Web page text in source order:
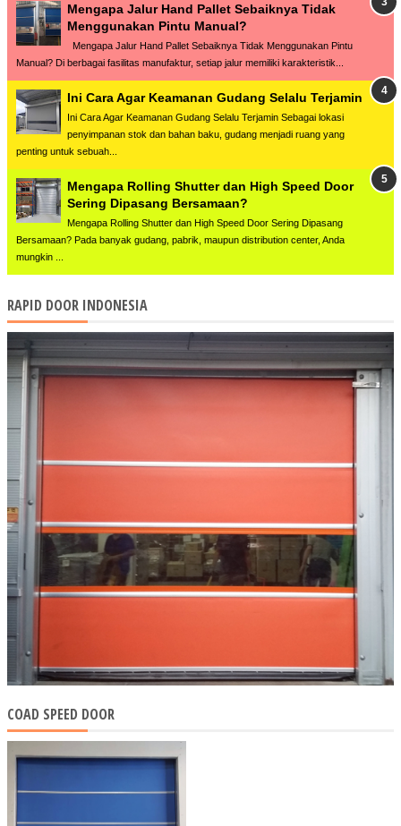
Mengapa Jalur Hand Pallet Sebaiknya Tidak
Menggunakan Pintu Manual?
Mengapa Jalur Hand Pallet Sebaiknya Tidak Menggunakan Pintu
Manual? Di berbagai fasilitas manufaktur, setiap jalur memiliki karakteristik...
Ini Cara Agar Keamanan Gudang Selalu Terjamin
Ini Cara Agar Keamanan Gudang Selalu Terjamin Sebagai lokasi
penyimpanan stok dan bahan baku, gudang menjadi ruang yang
penting untuk sebuah...
Mengapa Rolling Shutter dan High Speed Door
Sering Dipasang Bersamaan?
Mengapa Rolling Shutter dan High Speed Door Sering Dipasang
Bersamaan? Pada banyak gudang, pabrik, maupun distribution center, Anda
mungkin ...
RAPID DOOR INDONESIA
COAD SPEED DOOR